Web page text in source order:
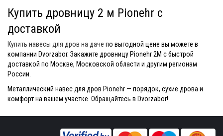
Купить дровницу 2 м Pionehr с
доставкой
Купить навесы для дров на даче по выгодной цене вы можете в
компании Dvorzabor. Закажите дровницу Pionehr 2М с быстрой
доставкой по Москве, Московской области и другим регионам
России.
Металлический навес для дров Pionehr — порядок, сухие дрова и
комфорт на вашем участке. Обращайтесь в Dvorzabor!